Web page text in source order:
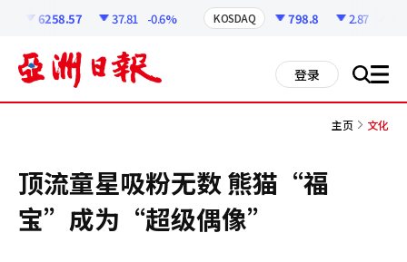
6258.57 37.81 -0.6% KOSDAQ 798.8 2.87
登录 搜 all
主页 文化
顶流童星吸粉无数 熊猫“福
宝”成为“超级偶像”